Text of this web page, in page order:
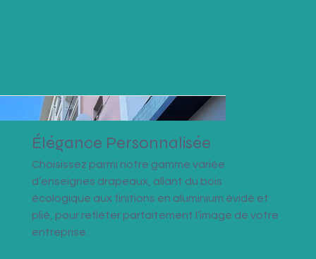
Élégance Personnalisée
Choisissez parmi notre gamme variée
d’enseignes drapeaux, allant du bois
écologique aux finitions en aluminium évidé et
plié, pour refléter parfaitement l’image de votre
entreprise.